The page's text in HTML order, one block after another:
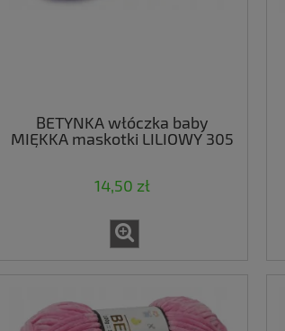
BETYNKA włóczka baby
MIĘKKA maskotki LILIOWY 305
14,50 zł